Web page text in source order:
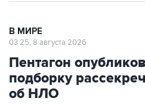
В МИРЕ
03:25, 8 августа 2026
Пентагон
подборку
об НЛО